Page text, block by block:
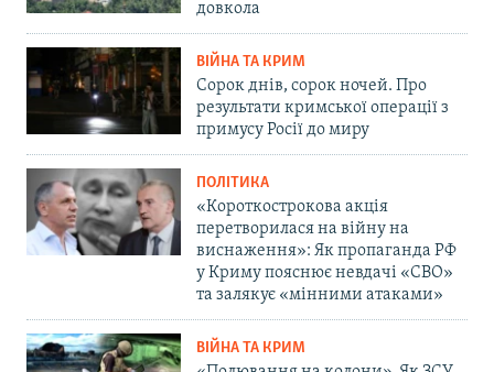
довкола
ВІЙНА ТА КРИМ
Сорок днів, сорок ночей. Про
результати кримської операції з
примусу Росії до миру
ПОЛІТИКА
«Короткострокова акція
перетворилася на війну на
виснаження»: Як пропаганда РФ
у Криму пояснює невдачі «СВО»
та залякує «мінними атаками»
ВІЙНА ТА КРИМ